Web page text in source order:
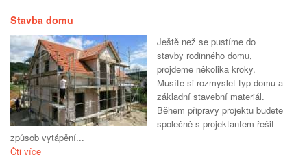
Stavba domu
Ještě než se pustíme do
stavby rodinného domu,
projdeme několika kroky.
Musíte si rozmyslet typ domu a
základní stavební materiál.
Během připravy projektu budete
společně s projektantem řešit
způsob vytápění...
Čti více